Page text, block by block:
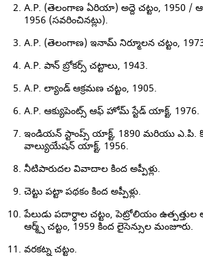
A.P. (తెలంగాణ ఏరియా) అద్దె చట్టం, 1950 /
1956 (సవరించినట్లు).
A.P. (తెలంగాణ) ఇనామ్ నిర్మూలన చట్టం,
A.P. పాన్ బ్రోకర్స్ చట్టాలు, 1943.
A.P. ల్యాండ్ ఆక్రమణ చట్టం, 1905.
A.P. ఆక్యుపెంట్స్ ఆఫ్ హోమ్ స్టేడ్ యాక్ట్, 1976.
ఇండియన్ స్టాంప్స్ యాక్ట్, 1890 మరియు ఎ.పి.
వాల్యుయేషన్ యాక్ట్, 1956.
నీటిపారుదల వివాదాల కింద అప్పీళ్లు.
చెట్టు పట్టా పథకం కింద అప్పీళ్లు.
పేలుడు పదార్థాల చట్టం, పెట్రోలియం ఉత్పత్తుల
ఆర్మ్స్ చట్టం, 1959 కింద లైసెన్సుల మంజూరు.
వరకట్న చట్టం.